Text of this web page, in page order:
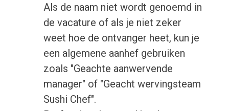
Als de naam niet wordt genoemd in
de vacature of als je niet zeker
weet hoe de ontvanger heet, kun je
een algemene aanhef gebruiken
zoals "Geachte aanwervende
manager" of "Geacht wervingsteam
Sushi Chef".